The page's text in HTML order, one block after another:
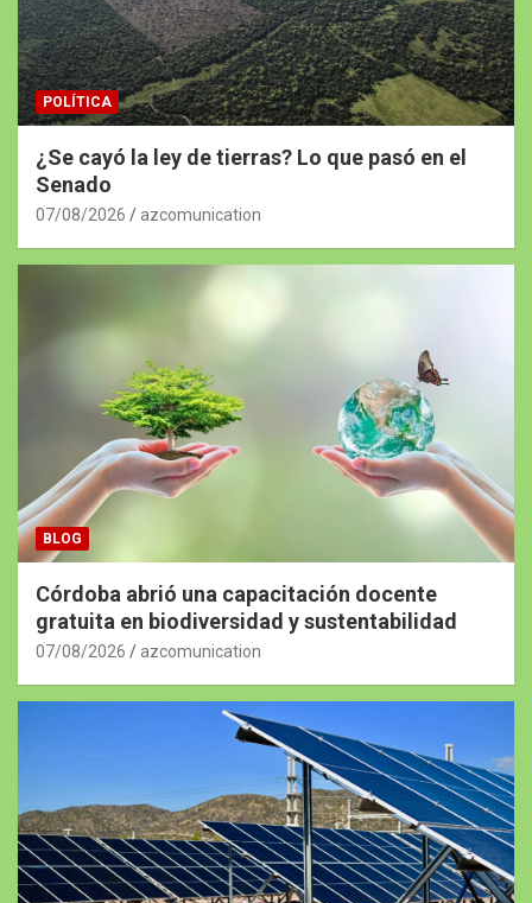
POLÍTICA
¿Se cayó la ley de tierras? Lo que pasó en el
Senado
07/08/2026 azcomunication
BLOG
Córdoba abrió una capacitación docente
gratuita en biodiversidad y sustentabilidad
07/08/2026 azcomunication